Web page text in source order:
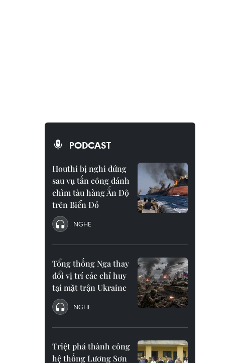
PODCAST
Houthi bị nghi đứng
sau vụ tấn công đánh
chìm tàu hàng Ấn Độ
trên Biển Đỏ
NGHE
Tổng thống Nga thay
đổi vị trí các chỉ huy
tại mặt trận Ukraine
NGHE
Triệt phá thành công
hệ thống Lương Sơn